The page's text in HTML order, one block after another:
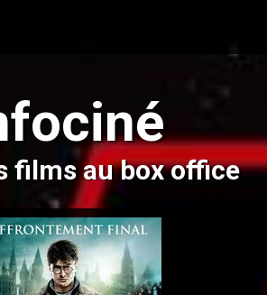
films au box office